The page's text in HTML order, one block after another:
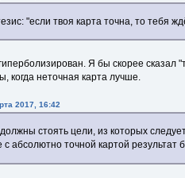
"если твоя карта точна, то тебя
Я бы скорее сказал
когда неточная карта лучше.
2017, 16:42
стоять цели, из которых
с абсолютно точной картой результат